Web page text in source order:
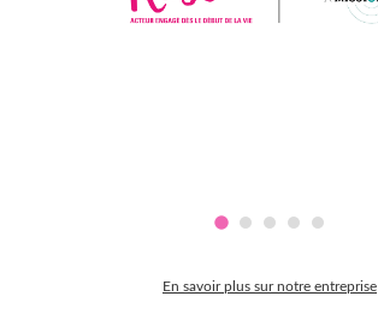
En savoir plus sur notre entreprise